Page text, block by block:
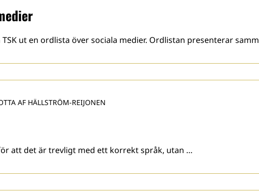
ut en ordlista över sociala medier. Ordlistan presenterar
AF HÄLLSTRÖM-REIJONEN
att det är trevligt med ett korrekt språk, utan …